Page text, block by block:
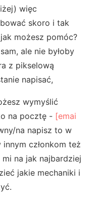
więc
skoro i tak
możesz pomóc?
ale nie byłoby
z pikselową
napisać,
wymyślić
na pocztę - [emai
na napisz to w
członkom też
na jak najbardziej
jakie mechaniki i